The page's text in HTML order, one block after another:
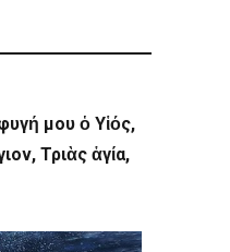
μου ὁ Υἱός,
Τριὰς ἁγία,